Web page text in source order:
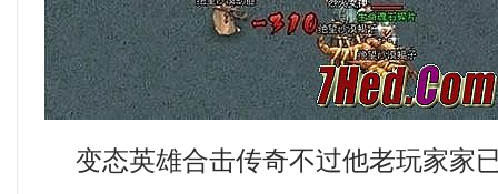
变态英雄合击传奇不过他老玩家家